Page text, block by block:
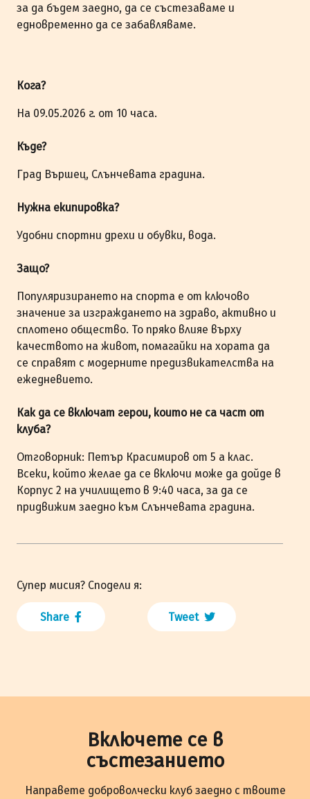
за да бъдем заедно, да се състезаваме и
едновременно да се забавляваме.
Кога?
На 09.05.2026 г. от 10 часа.
Къде?
Град Вършец, Слънчевата градина.
Нужна екипировка?
Удобни спортни дрехи и обувки, вода.
Защо?
Популяризирането на спорта е от ключово
значение за изграждането на здраво, активно и
сплотено общество. То пряко влияе върху
качеството на живот, помагайки на хората да
се справят с модерните предизвикателства на
ежедневието.
Как да се включат герои, които не са част от
клуба?
Отговорник: Петър Красимиров от 5 а клас.
Всеки, който желае да се включи може да дойде в
Корпус 2 на училището в 9:40 часа, за да се
придвижим заедно към Слънчевата градина.
Супер мисия? Сподели я:
Share Tweet
Включете се в
състезанието
Направете доброволчески клуб заедно с твоите